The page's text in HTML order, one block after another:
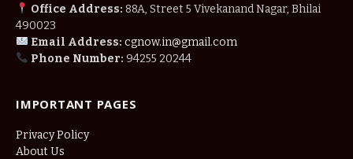
Office Address: 88A, Street 5 Vivekanand Nagar, Bhilai
490023
Email Address: cgnow.in@gmail.com
Phone Number: 94255 20244
IMPORTANT PAGES
Privacy Policy
About Us